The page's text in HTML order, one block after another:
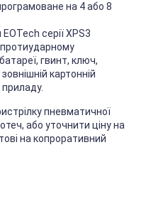
на 4 або 8
серії XPS3
гвинт, ключ,
картонній
пневматичної
або уточнити ціну на
на копроративний